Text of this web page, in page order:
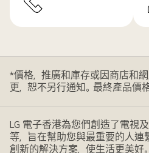
*價格，推廣和庫存或因商店和
更，恕不另行通知。最終產品價
LG 電子香港為您們創造了電視
等，旨在幫助您與最重要的人連
創新的解決方案，使生活更美好